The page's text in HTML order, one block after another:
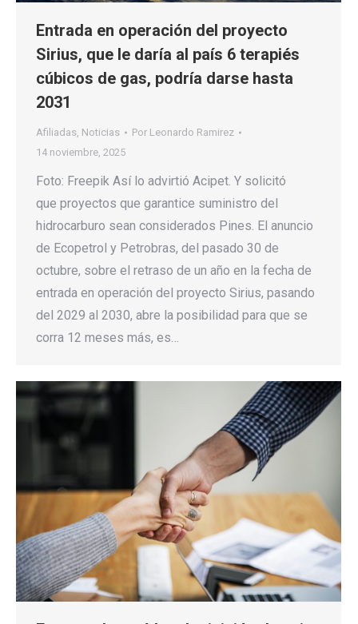
Entrada en operación del proyecto
Sirius, que le daría al país 6 terapiés
cúbicos de gas, podría darse hasta
2031
Afiliadas, Noticias Por Leonardo Ramirez
14 noviembre, 2025
Foto: Freepik Así lo advirtió Acipet. Y solicitó
que proyectos que garantice suministro del
hidrocarburo sean considerados Pines. El anuncio
de Ecopetrol y Petrobras, del pasado 30 de
octubre, sobre el retraso de un año en la fecha de
entrada en operación del proyecto Sirius, pasando
del 2029 al 2030, abre la posibilidad para que se
corra 12 meses más, es…